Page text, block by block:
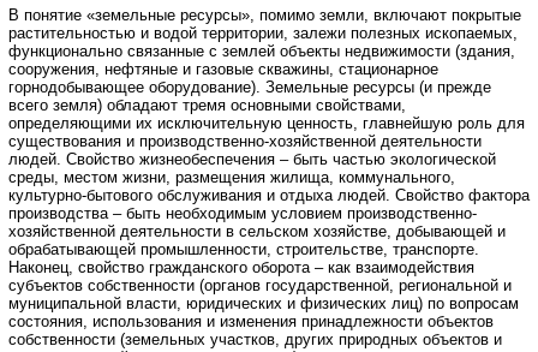
В понятие «земельные ресурсы», помимо земли, включают покрытые
растительностью и водой территории, залежи полезных ископаемых,
функционально связанные с землей объекты недвижимости (здания,
сооружения, нефтяные и газовые скважины, стационарное
горнодобывающее оборудование). Земельные ресурсы (и прежде
всего земля) обладают тремя основными свойствами,
определяющими их исключительную ценность, главнейшую роль для
существования и производственно-хозяйственной деятельности
людей. Свойство жизнеобеспечения – быть частью экологической
среды, местом жизни, размещения жилища, коммунального,
культурно-бытового обслуживания и отдыха людей. Свойство фактора
производства – быть необходимым условием производственно-
хозяйственной деятельности в сельском хозяйстве, добывающей и
обрабатывающей промышленности, строительстве, транспорте.
Наконец, свойство гражданского оборота – как взаимодействия
субъектов собственности (органов государственной, региональной и
муниципальной власти, юридических и физических лиц) по вопросам
состояния, использования и изменения принадлежности объектов
собственности (земельных участков, других природных объектов и